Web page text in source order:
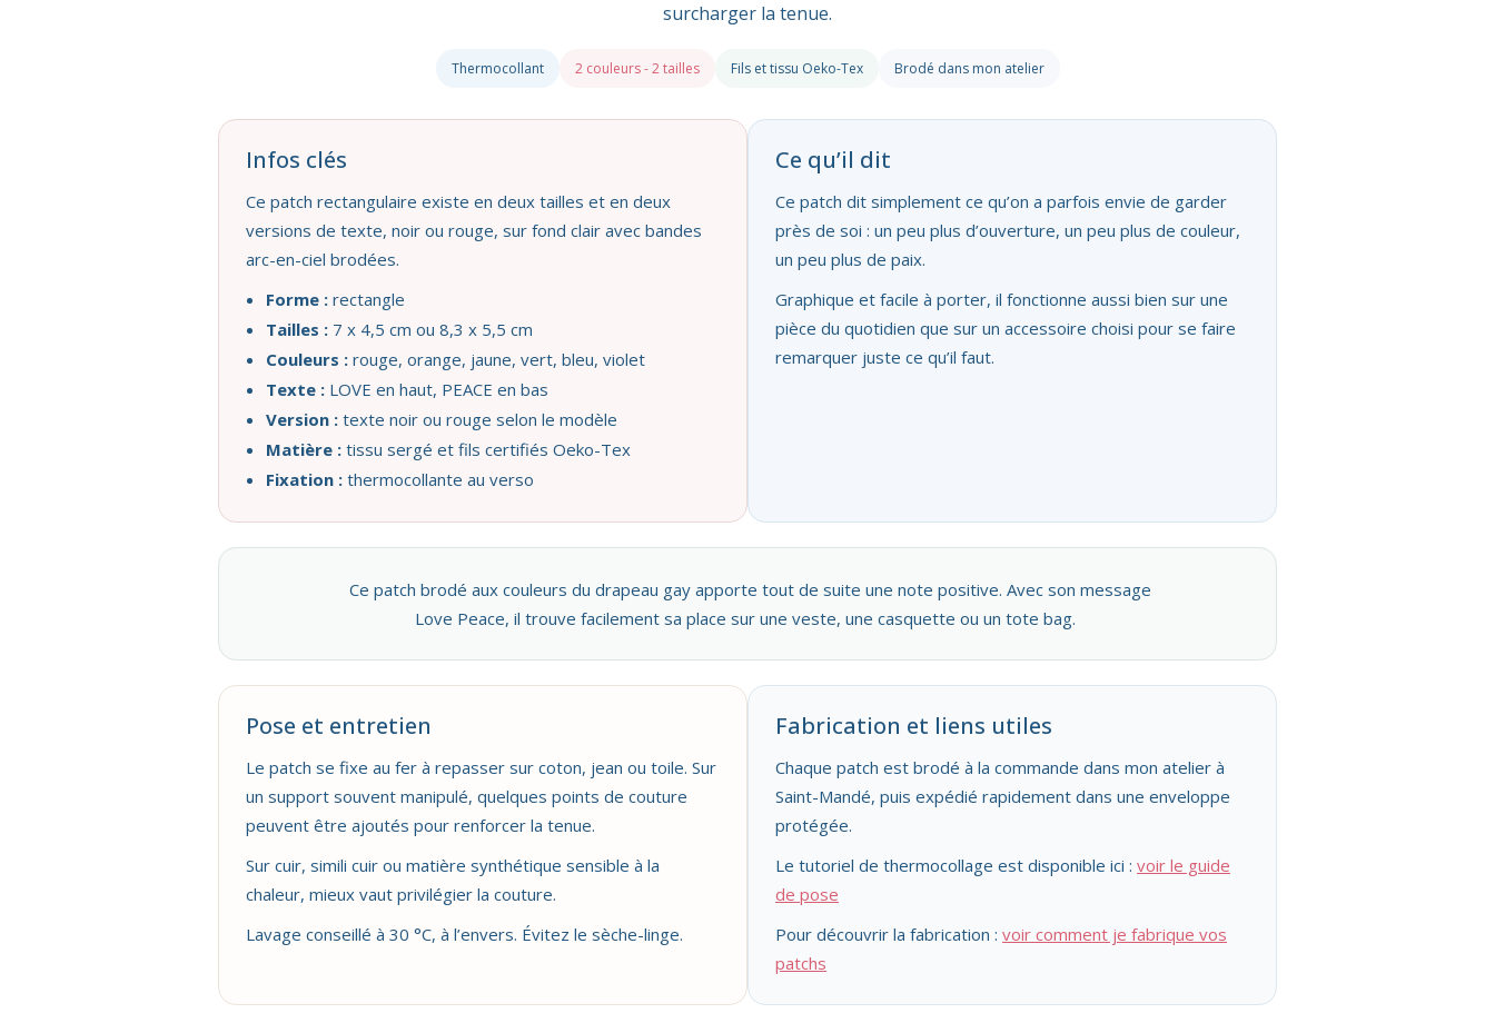
surcharger la tenue.
Thermocollant 2 couleurs - 2 tailles Fils et tissu Oeko-Tex Brodé dans mon atelier
Infos clés
Ce patch rectangulaire existe en deux tailles et en deux
versions de texte, noir ou rouge, sur fond clair avec bandes
arc-en-ciel brodées.
Forme : rectangle
Tailles : 7 x 4,5 cm ou 8,3 x 5,5 cm
Couleurs : rouge, orange, jaune, vert, bleu, violet
Texte : LOVE en haut, PEACE en bas
Version : texte noir ou rouge selon le modèle
Matière : tissu sergé et fils certifiés Oeko-Tex
Fixation : thermocollante au verso
Ce qu’il dit
Ce patch dit simplement ce qu’on a parfois envie de garder
près de soi : un peu plus d’ouverture, un peu plus de couleur,
un peu plus de paix.
Graphique et facile à porter, il fonctionne aussi bien sur une
pièce du quotidien que sur un accessoire choisi pour se faire
remarquer juste ce qu’il faut.
Ce patch brodé aux couleurs du drapeau gay apporte tout de suite une note positive. Avec son message
Love Peace, il trouve facilement sa place sur une veste, une casquette ou un tote bag.
Pose et entretien
Le patch se fixe au fer à repasser sur coton, jean ou toile. Sur
un support souvent manipulé, quelques points de couture
peuvent être ajoutés pour renforcer la tenue.
Sur cuir, simili cuir ou matière synthétique sensible à la
chaleur, mieux vaut privilégier la couture.
Lavage conseillé à 30 °C, à l’envers. Évitez le sèche-linge.
Fabrication et liens utiles
Chaque patch est brodé à la commande dans mon atelier à
Saint-Mandé, puis expédié rapidement dans une enveloppe
protégée.
Le tutoriel de thermocollage est disponible ici : voir le guide
de pose
Pour découvrir la fabrication : voir comment je fabrique vos
patchs